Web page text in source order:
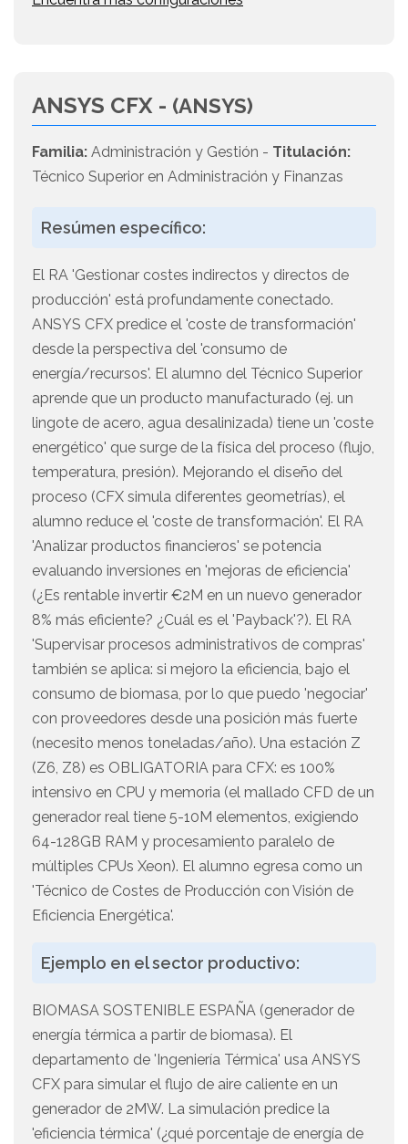
ANSYS CFX - (ANSYS)
Familia: Administración y Gestión - Titulación:
Técnico Superior en Administración y Finanzas
Resúmen específico:
El RA 'Gestionar costes indirectos y directos de
producción' está profundamente conectado.
ANSYS CFX predice el 'coste de transformación'
desde la perspectiva del 'consumo de
energía/recursos'. El alumno del Técnico Superior
aprende que un producto manufacturado (ej. un
lingote de acero, agua desalinizada) tiene un 'coste
energético' que surge de la física del proceso (flujo,
temperatura, presión). Mejorando el diseño del
proceso (CFX simula diferentes geometrías), el
alumno reduce el 'coste de transformación'. El RA
'Analizar productos financieros' se potencia
evaluando inversiones en 'mejoras de eficiencia'
(¿Es rentable invertir €2M en un nuevo generador
8% más eficiente? ¿Cuál es el 'Payback'?). El RA
'Supervisar procesos administrativos de compras'
también se aplica: si mejoro la eficiencia, bajo el
consumo de biomasa, por lo que puedo 'negociar'
con proveedores desde una posición más fuerte
(necesito menos toneladas/año). Una estación Z
(Z6, Z8) es OBLIGATORIA para CFX: es 100%
intensivo en CPU y memoria (el mallado CFD de un
generador real tiene 5-10M elementos, exigiendo
64-128GB RAM y procesamiento paralelo de
múltiples CPUs Xeon). El alumno egresa como un
'Técnico de Costes de Producción con Visión de
Eficiencia Energética'.
Ejemplo en el sector productivo:
BIOMASA SOSTENIBLE ESPAÑA (generador de
energía térmica a partir de biomasa). El
departamento de 'Ingeniería Térmica' usa ANSYS
CFX para simular el flujo de aire caliente en un
generador de 2MW. La simulación predice la
'eficiencia térmica' (¿qué porcentaje de energía de